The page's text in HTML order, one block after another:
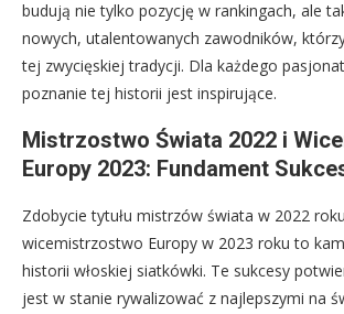
budują nie tylko pozycję w rankingach, ale
nowych, utalentowanych zawodników,
tej zwycięskiej tradycji. Dla każdego
poznanie tej historii jest inspirujące.
Mistrzostwo Świata 2022 i
Europy 2023: Fundament
Zdobycie tytułu mistrzów świata w 2022
wicemistrzostwo Europy w 2023 roku to
historii włoskiej siatkówki. Te sukcesy
jest w stanie rywalizować z najlepszymi na